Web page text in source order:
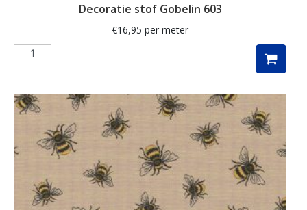
klein
koeien
koffie
konijn
krant
Decoratie stof Gobelin 603
€16,95 per meter